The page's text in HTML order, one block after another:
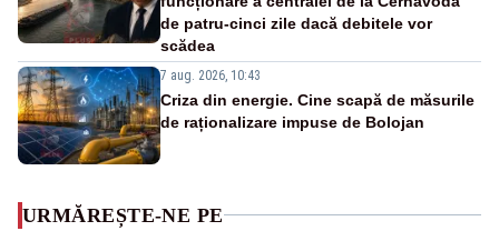
de patru-cinci zile dacă debitele vor
scădea
7 aug. 2026, 10:43
Criza din energie. Cine scapă de măsurile
de raționalizare impuse de Bolojan
URMĂREȘTE-NE PE